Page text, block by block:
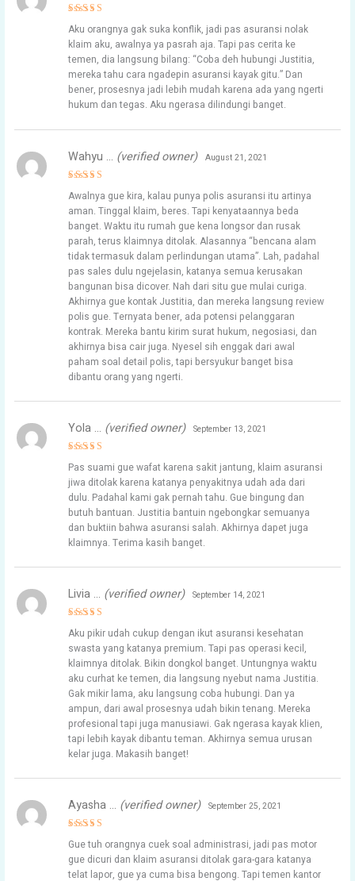
Rated
out of 5
Aku orangnya gak suka konflik, jadi pas asuransi nolak
klaim aku, awalnya ya pasrah aja. Tapi pas cerita ke
temen, dia langsung bilang: “Coba deh hubungi Justitia,
mereka tahu cara ngadepin asuransi kayak gitu.” Dan
bener, prosesnya jadi lebih mudah karena ada yang ngerti
hukum dan tegas. Aku ngerasa dilindungi banget.
out of 5
Wahyu … (verified owner) August 21, 2021
Awalnya gue kira, kalau punya polis asuransi itu artinya
aman. Tinggal klaim, beres. Tapi kenyataannya beda
banget. Waktu itu rumah gue kena longsor dan rusak
parah, terus klaimnya ditolak. Alasannya “bencana alam
tidak termasuk dalam perlindungan utama”. Lah, padahal
pas sales dulu ngejelasin, katanya semua kerusakan
bangunan bisa dicover. Nah dari situ gue mulai curiga.
Akhirnya gue kontak Justitia, dan mereka langsung review
polis gue. Ternyata bener, ada potensi pelanggaran
kontrak. Mereka bantu kirim surat hukum, negosiasi, dan
akhirnya bisa cair juga. Nyesel sih enggak dari awal
paham soal detail polis, tapi bersyukur banget bisa
dibantu orang yang ngerti.
out of 5
Yola … (verified owner) September 13, 2021
Pas suami gue wafat karena sakit jantung, klaim asuransi
jiwa ditolak karena katanya penyakitnya udah ada dari
dulu. Padahal kami gak pernah tahu. Gue bingung dan
butuh bantuan. Justitia bantuin ngebongkar semuanya
dan buktiin bahwa asuransi salah. Akhirnya dapet juga
klaimnya. Terima kasih banget.
Rated
out of 5
Livia … (verified owner) September 14, 2021
Aku pikir udah cukup dengan ikut asuransi kesehatan
swasta yang katanya premium. Tapi pas operasi kecil,
klaimnya ditolak. Bikin dongkol banget. Untungnya waktu
aku curhat ke temen, dia langsung nyebut nama Justitia.
Gak mikir lama, aku langsung coba hubungi. Dan ya
ampun, dari awal prosesnya udah bikin tenang. Mereka
profesional tapi juga manusiawi. Gak ngerasa kayak klien,
tapi lebih kayak dibantu teman. Akhirnya semua urusan
kelar juga. Makasih banget!
Rated
out of 5
Ayasha … (verified owner) September 25, 2021
Gue tuh orangnya cuek soal administrasi, jadi pas motor
gue dicuri dan klaim asuransi ditolak gara-gara katanya
telat lapor, gue ya cuma bisa bengong. Tapi temen kantor